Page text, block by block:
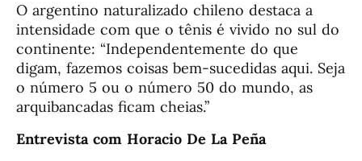
O argentino naturalizado chileno destaca a
intensidade com que o tênis é vivido no sul do
continente: “Independentemente do que
digam, fazemos coisas bem-sucedidas aqui. Seja
o número 5 ou o número 50 do mundo, as
arquibancadas ficam cheias.”
Entrevista com Horacio De La Peña